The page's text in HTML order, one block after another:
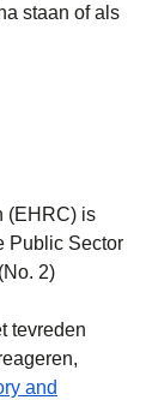
staan of als
(EHRC) is
Public Sector
2)
tevreden
and